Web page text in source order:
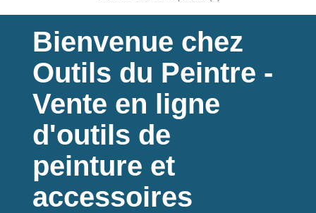
Bienvenue chez
Outils du Peintre -
Vente en ligne
d'outils de
peinture et
accessoires